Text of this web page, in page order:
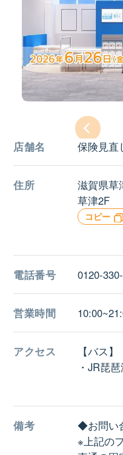
店舗名 保険見直
住所
滋賀県草
草津2F
コピー
電話番号 0120-
営業時間
アクセス
【バス】
・JR琵
近江鉄
・名神高
分
備考
◆お問い
※上記の